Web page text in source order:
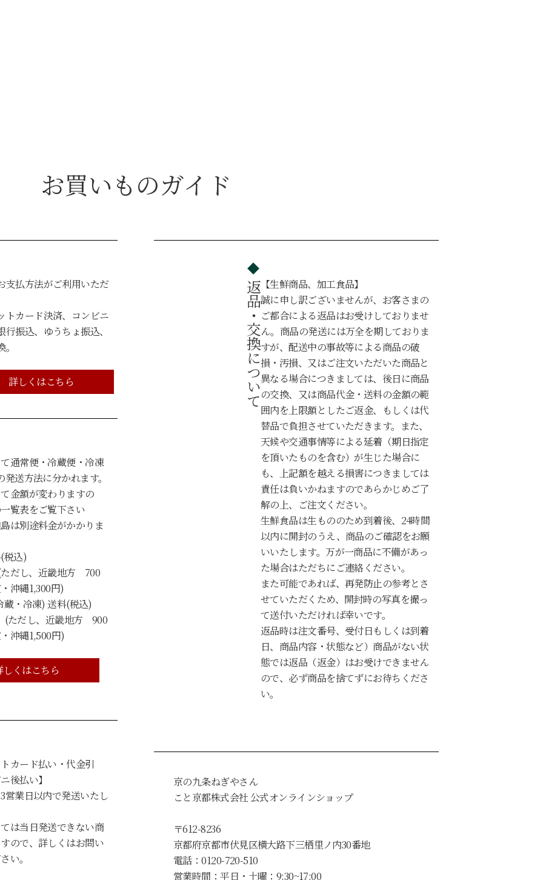
お買いものガイド
支払方法がご利用いただ
トカード決済、コンビニ
行振込、ゆうちょ振込、
詳しくはこちら
通常便・冷蔵便・冷凍
送方法に分かれます。
金額が変わりますの
覧表をご覧下さい
は別途料金がかかりま
込)
し、近畿地方 700
沖縄1,300円)
・冷凍) 送料(税込)
だし、近畿地方 900
沖縄1,500円)
しくはこちら
カード払い・代金引
後払い】
営業日以内で発送いたし
は当日発送できない商
ので、詳しくはお問い
い。
返品・交換について【生鮮商品、加工食品】
誠に申し訳ございませんが、お客さまの
ご都合による返品はお受けしておりませ
ん。商品の発送には万全を期しておりま
すが、配送中の事故等による商品の破
損・汚損、又はご注文いただいた商品と
異なる場合につきましては、後日に商品
の交換、又は商品代金・送料の金額の範
囲内を上限額としたご返金、もしくは代
替品で負担させていただきます。また、
天候や交通事情等による延着（期日指定
を頂いたものを含む）が生じた場合に
も、上記額を越える損害につきましては
責任は負いかねますのであらかじめご了
解の上、ご注文ください。
生鮮食品は生もののため到着後、24時間
以内に開封のうえ、商品のご確認をお願
いいたします。万が一商品に不備があっ
た場合はただちにご連絡ください。
また可能であれば、再発防止の参考とさ
せていただくため、開封時の写真を撮っ
て送付いただければ幸いです。
返品時は注文番号、受付日もしくは到着
日、商品内容・状態など）商品がない状
態では返品（返金）はお受けできません
ので、必ず商品を捨てずにお待ちくださ
い。
京の九条ねぎやさん
こと京都株式会社 公式オンラインショップ
〒612-8236
京都府京都市伏見区横大路下三栖里ノ内30番地
電話：0120-720-510
営業時間：平日・土曜：9:30~17:00